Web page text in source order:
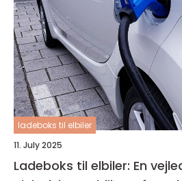
ladeboks til elbiler
11. July 2025
Ladeboks til elbiler: En